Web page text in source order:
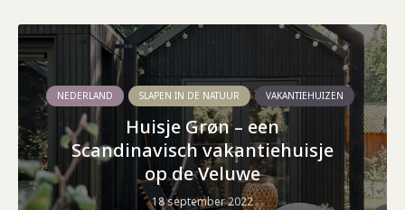
NEDERLAND SLAPEN IN DE NATUUR VAKANTIEHUIZEN
Huisje Grøn – een
Scandinavisch vakantiehuisje
op de Veluwe
18 september 2022